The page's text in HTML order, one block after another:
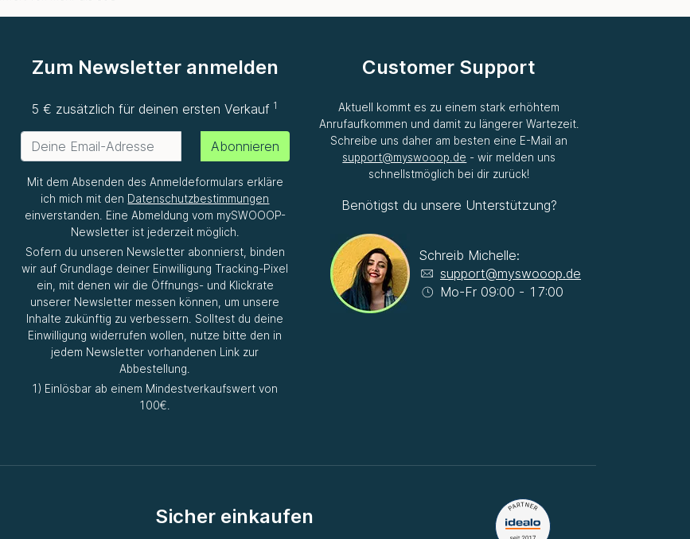
Zum Newsletter anmelden
5 € zusätzlich für deinen ersten Verkauf 1
Abonnieren
Mit dem Absenden des Anmeldeformulars erkläre
ich mich mit den Datenschutzbestimmungen
einverstanden. Eine Abmeldung vom mySWOOOP-
Newsletter ist jederzeit möglich.
Sofern du unseren Newsletter abonnierst, binden
wir auf Grundlage deiner Einwilligung Tracking-Pixel
ein, mit denen wir die Öffnungs- und Klickrate
unserer Newsletter messen können, um unsere
Inhalte zukünftig zu verbessern. Solltest du deine
Einwilligung widerrufen wollen, nutze bitte den in
jedem Newsletter vorhandenen Link zur
Abbestellung.
1) Einlösbar ab einem Mindestverkaufswert von
100€.
Customer Support
Aktuell kommt es zu einem stark erhöhtem
Anrufaufkommen und damit zu längerer Wartezeit.
Schreibe uns daher am besten eine E-Mail an
support@myswooop.de - wir melden uns
schnellstmöglich bei dir zurück!
Benötigst du unsere Unterstützung?
Schreib Michelle:
support@myswooop.de
Mo-Fr 09:00 - 17:00
Sicher einkaufen